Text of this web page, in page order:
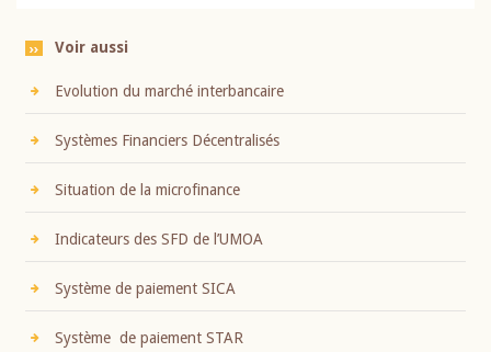
Voir aussi
Evolution du marché interbancaire
Systèmes Financiers Décentralisés
Situation de la microfinance
Indicateurs des SFD de l’UMOA
Système de paiement SICA
Système de paiement STAR